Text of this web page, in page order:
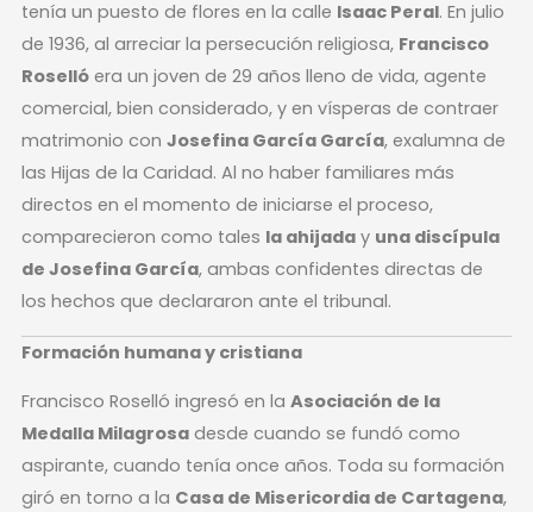
tenía un puesto de flores en la calle Isaac Peral. En julio
de 1936, al arreciar la persecución religiosa, Francisco
Rosellóera un joven de 29 años lleno de vida, agente
comercial, bien considerado, y en vísperas de contraer
matrimonio con Josefina García García, exalumna de
las Hijas de la Caridad. Al no haber familiares más
directos en el momento de iniciarse el proceso,
comparecieron como tales la ahijaday una discípula
de Josefina García, ambas confidentes directas de
los hechos que declararon ante el tribunal.
Formación humana y cristiana
Francisco Roselló ingresó en la Asociación de la
Medalla Milagrosadesde cuando se fundó como
aspirante, cuando tenía once años. Toda su formación
giró en torno a la Casa de Misericordia de Cartagena,